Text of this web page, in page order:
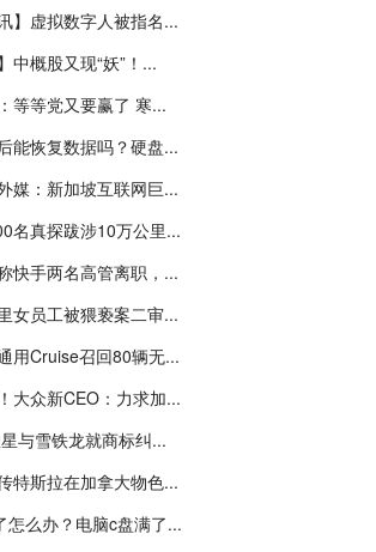
】虚拟数字人被指名...
中概股又现“妖”！...
等等党又要赢了 寒...
能恢复数据吗？硬盘...
媒：新加坡互联网巨...
名真探跋涉10万公里...
快手两名高管离职，...
女员工被猥亵案二审...
用Cruise召回80辆无...
大众新CEO：力求加...
与雪铁龙就商标纠...
特斯拉在加拿大物色...
怎么办？电脑c盘满了...